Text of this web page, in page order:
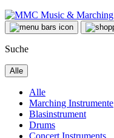
Suche
Alle
Alle
Marching Instrumente
Blasinstrument
Drums
Concert Instruments